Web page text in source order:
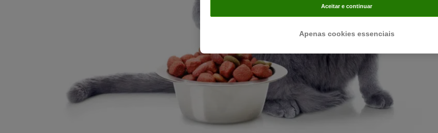
Apenas cookies essenciais
Aceitar e continuar